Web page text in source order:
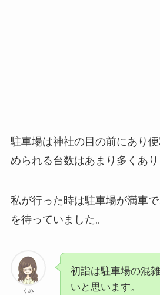
駐車場は神社の目の前にあり
められる台数はあまり多くあり
私が行った時は駐車場が満車
を待っていました。
くみ
初詣は駐車場の混
いと思います。